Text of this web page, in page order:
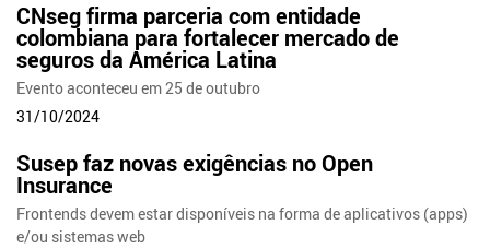
CNseg firma parceria com entidade
colombiana para fortalecer mercado de
seguros da América Latina
Evento aconteceu em 25 de outubro
31/10/2024
Susep faz novas exigências no Open
Insurance
Frontends devem estar disponíveis na forma de aplicativos (apps)
e/ou sistemas web